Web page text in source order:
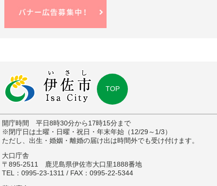
TOP
開庁時間 平日8時30分から17時15分まで
※閉庁日は土曜・日曜・祝日・年末年始（12/29～1/3）
ただし、出生・婚姻・離婚の届け出は時間外でも受け付けます。
大口庁舎
〒895-2511 鹿児島県伊佐市大口里1888番地
TEL：0995-23-1311 / FAX：0995-22-5344